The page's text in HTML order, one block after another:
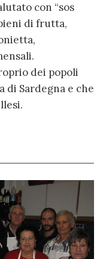
con “sos
di frutta,
dei popoli
di Sardegna e che